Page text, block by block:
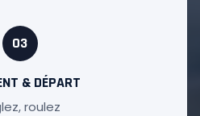
03
& DÉPART
roulez